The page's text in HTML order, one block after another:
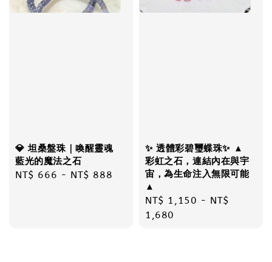
💎 坦桑盤珠｜喚醒靈魂
藍光的魔法之石
Regular
NT$ 666 - NT$ 888
✨ 透體彩碧璽蝶珠✨ ▲
彩虹之石，連結內在與宇
宙，為生命注入無限可能
▲
Regular
price
NT$ 1,150 - NT$
1,680